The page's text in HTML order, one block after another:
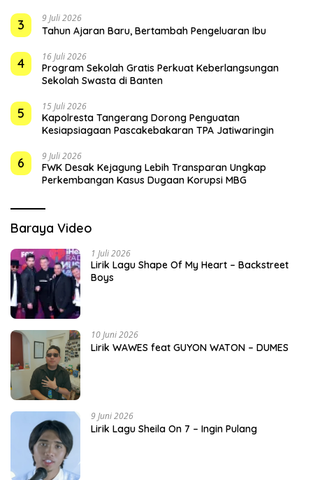
3 9 Juli 2026
Tahun Ajaran Baru, Bertambah Pengeluaran Ibu
4 16 Juli 2026
Program Sekolah Gratis Perkuat Keberlangsungan
Sekolah Swasta di Banten
5 15 Juli 2026
Kapolresta Tangerang Dorong Penguatan
Kesiapsiagaan Pascakebakaran TPA Jatiwaringin
6 9 Juli 2026
FWK Desak Kejagung Lebih Transparan Ungkap
Perkembangan Kasus Dugaan Korupsi MBG
Baraya Video
1 Juli 2026
Lirik Lagu Shape Of My Heart – Backstreet
Boys
10 Juni 2026
Lirik WAWES feat GUYON WATON – DUMES
9 Juni 2026
Lirik Lagu Sheila On 7 – Ingin Pulang